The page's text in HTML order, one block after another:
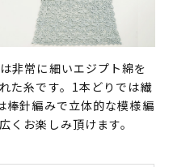
非常に細いエジプト綿を
た糸です。1本どりでは繊
棒針編みで立体的な模様編
くお楽しみ頂けます。